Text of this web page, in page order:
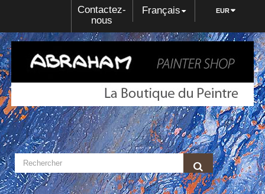
EUR
Français
Contactez-
nous